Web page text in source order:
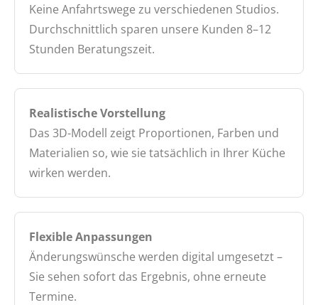
Keine Anfahrtswege zu verschiedenen Studios.
Durchschnittlich sparen unsere Kunden 8–12
Stunden Beratungszeit.
Realistische Vorstellung
Das 3D-Modell zeigt Proportionen, Farben und
Materialien so, wie sie tatsächlich in Ihrer Küche
wirken werden.
Flexible Anpassungen
Änderungswünsche werden digital umgesetzt –
Sie sehen sofort das Ergebnis, ohne erneute
Termine.